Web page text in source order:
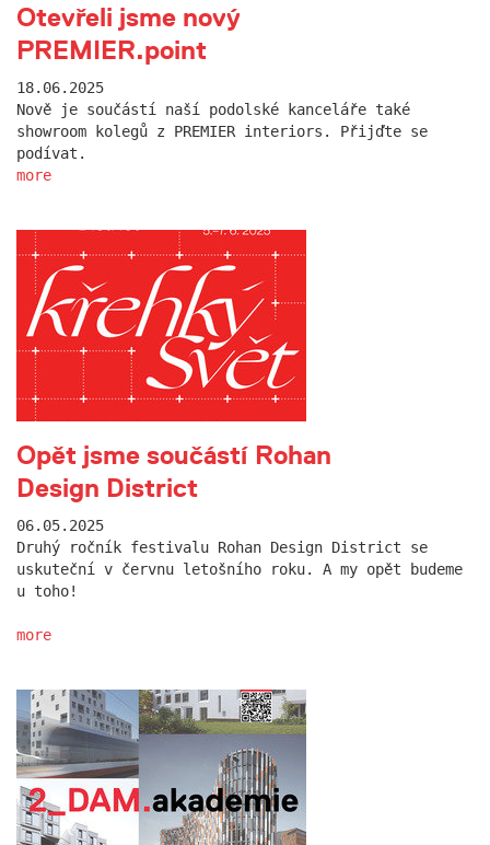
Otevřeli jsme nový
PREMIER.point
18.06.2025
Nově je součástí naší podolské kanceláře také
showroom kolegů z PREMIER interiors. Přijďte se
podívat.
more
Opět jsme součástí Rohan
Design District
06.05.2025
Druhý ročník festivalu Rohan Design District se
uskuteční v červnu letošního roku. A my opět budeme
u toho!
more